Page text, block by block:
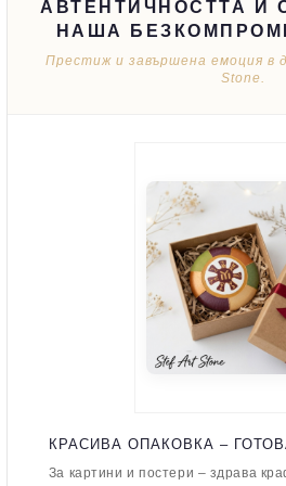
АВТЕНТИЧНОСТТА И
НАША
Престиж и завършена емоция в
Stone.
КРАСИВА ОПАКОВКА –
За картини и постери – здрава